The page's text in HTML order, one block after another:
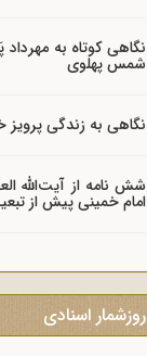
نگاهی کوتاه به
شمس پهلوی
نگاهی به زندگی
شش نامه از آیت‌الله
امام خمینی پیش از تبعید
روزشمار اسنادی